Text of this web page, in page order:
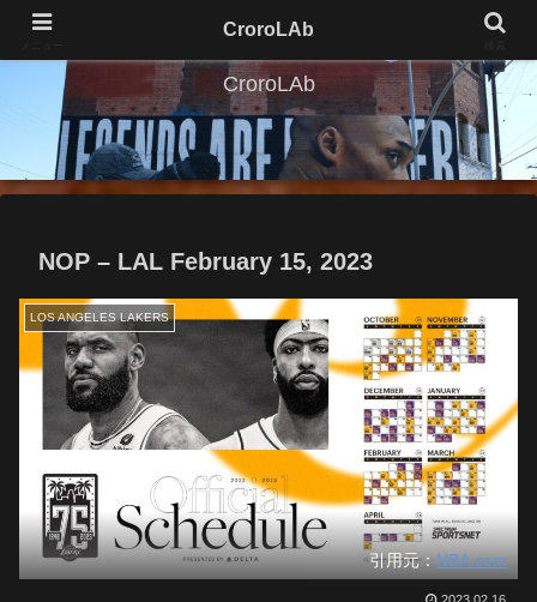
CroroLAb
NOP – LAL February 15, 2023
LOS ANGELES LAKERS
引用元：NBA.com
2023.02.16
CroroLAb